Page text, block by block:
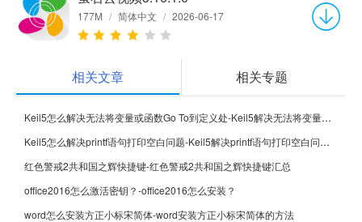
177M / 简体中文 / 2026-06-17
相关文章 相关专题
Keil5怎么解决无法将变量或函数Go To到定义处-Keil5解决无法将变量或函数Go To到定义处的方法
Keil5怎么解决printf语句打印空白问题-Keil5解决printf语句打印空白问题的方法
红色警戒2共和国之辉快捷键-红色警戒2共和国之辉快捷键汇总
office2016怎么激活密钥？-office2016怎么安装？
word怎么安装方正小标宋简体-word安装方正小标宋简体的方法